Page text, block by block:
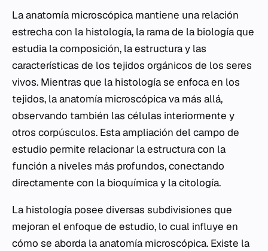
La anatomía microscópica mantiene una relación
estrecha con la histología, la rama de la biología que
estudia la composición, la estructura y las
características de los tejidos orgánicos de los seres
vivos. Mientras que la histología se enfoca en los
tejidos, la anatomía microscópica va más allá,
observando también las células interiormente y
otros corpúsculos. Esta ampliación del campo de
estudio permite relacionar la estructura con la
función a niveles más profundos, conectando
directamente con la bioquímica y la citología.
La histología posee diversas subdivisiones que
mejoran el enfoque de estudio, lo cual influye en
cómo se aborda la anatomía microscópica. Existe la